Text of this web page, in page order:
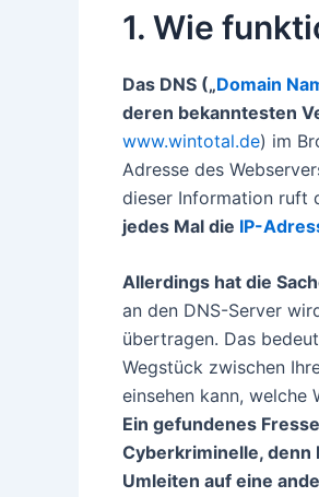
1. Wie
Das DNS („Domain
deren bekanntesten
www.wintotal.de) im
Adresse des
dieser Information ruft
jedes Mal die IP-
Allerdings hat die
an den DNS-Server
übertragen. Das
Wegstück zwischen
einsehen kann, welche
Ein gefundenes
Cyberkriminelle, denn
Umleiten auf eine